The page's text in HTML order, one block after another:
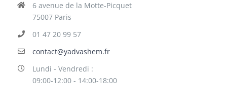
6 avenue de la Motte-Picquet
75007 Paris
01 47 20 99 57
contact@yadvashem.fr
Lundi - Vendredi :
09:00-12:00 - 14:00-18:00